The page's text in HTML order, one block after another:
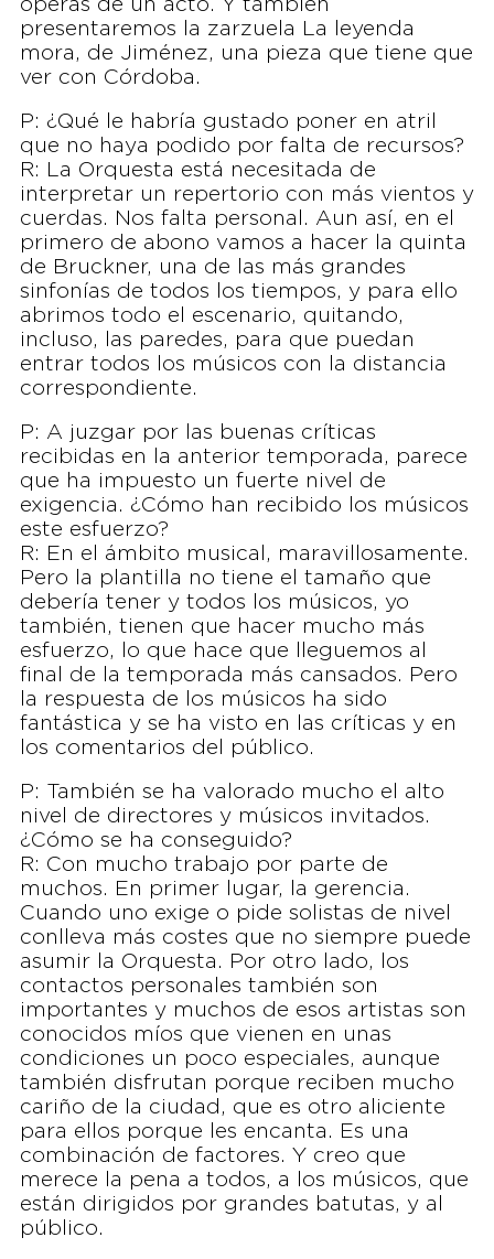
óperas de un acto. Y también
presentaremos la zarzuela La leyenda
mora, de Jiménez, una pieza que tiene que
ver con Córdoba.
P: ¿Qué le habría gustado poner en atril
que no haya podido por falta de recursos?
R: La Orquesta está necesitada de
interpretar un repertorio con más vientos y
cuerdas. Nos falta personal. Aun así, en el
primero de abono vamos a hacer la quinta
de Bruckner, una de las más grandes
sinfonías de todos los tiempos, y para ello
abrimos todo el escenario, quitando,
incluso, las paredes, para que puedan
entrar todos los músicos con la distancia
correspondiente.
P: A juzgar por las buenas críticas
recibidas en la anterior temporada, parece
que ha impuesto un fuerte nivel de
exigencia. ¿Cómo han recibido los músicos
este esfuerzo?
R: En el ámbito musical, maravillosamente.
Pero la plantilla no tiene el tamaño que
debería tener y todos los músicos, yo
también, tienen que hacer mucho más
esfuerzo, lo que hace que lleguemos al
final de la temporada más cansados. Pero
la respuesta de los músicos ha sido
fantástica y se ha visto en las críticas y en
los comentarios del público.
P: También se ha valorado mucho el alto
nivel de directores y músicos invitados.
¿Cómo se ha conseguido?
R: Con mucho trabajo por parte de
muchos. En primer lugar, la gerencia.
Cuando uno exige o pide solistas de nivel
conlleva más costes que no siempre puede
asumir la Orquesta. Por otro lado, los
contactos personales también son
importantes y muchos de esos artistas son
conocidos míos que vienen en unas
condiciones un poco especiales, aunque
también disfrutan porque reciben mucho
cariño de la ciudad, que es otro aliciente
para ellos porque les encanta. Es una
combinación de factores. Y creo que
merece la pena a todos, a los músicos, que
están dirigidos por grandes batutas, y al
público.